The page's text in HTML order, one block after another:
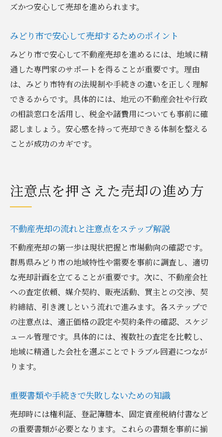
ズかつ安心して売却を進められます。
みどり市で安心して売却するためのポイント
みどり市で安心して不動産売却を進めるには、地域に精
通した専門家のサポートを得ることが重要です。理由
は、みどり市特有の法規制や手続きの違いを正しく理解
できるからです。具体的には、地元の不動産会社や行政
の相談窓口を活用し、税金や諸費用についても事前に確
認しましょう。安心感を持って売却できる体制を整える
ことが成功のカギです。
注意点を押さえた売却の進め方
不動産売却の流れと注意点をステップ解説
不動産売却の第一歩は現状把握と市場動向の確認です。
群馬県みどり市の地域特性や需要を事前に調査し、適切
な売却計画を立てることが重要です。次に、不動産会社
への査定依頼、媒介契約、販売活動、買主との交渉、契
約締結、引き渡しという流れで進みます。各ステップで
の注意点は、適正価格の設定や契約条件の確認、スケジ
ュール管理です。具体的には、複数社の査定を比較し、
地域に精通した会社を選ぶことでトラブル回避につなが
ります。
重要書類や手続きで失敗しないための知識
売却時には権利証、登記簿謄本、固定資産税納付書など
の重要書類が必要となります。これらの書類を事前に揃